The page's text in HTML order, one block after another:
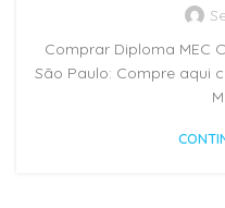
Comprar Diploma MEC
São Paulo: Compre aqui